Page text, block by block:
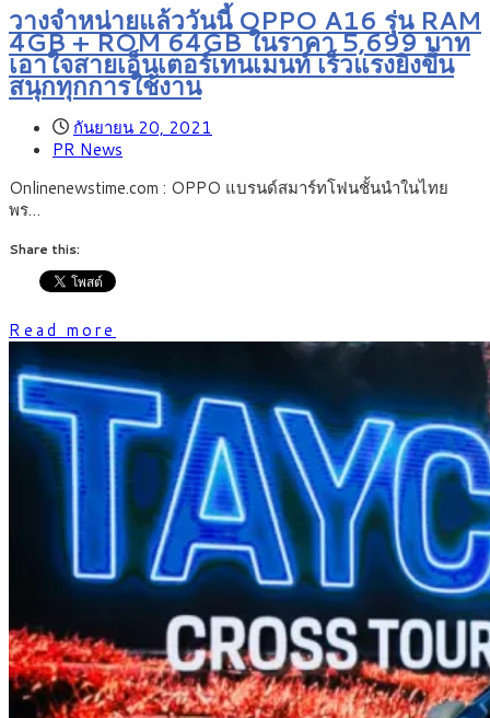
วางจำหน่ายแล้ววันนี้ OPPO A16 รุ่น RAM
4GB + ROM 64GB ในราคา 5,699 บาท
เอาใจสายเอ็นเตอร์เทนเมนท์ เร็วแรงยิ่งขึ้น
สนุกทุกการใช้งาน
กันยายน 20, 2021
PR News
Onlinenewstime.com : OPPO แบรนด์สมาร์ทโฟนชั้นนำในไทย
พร…
Share this:
Read more